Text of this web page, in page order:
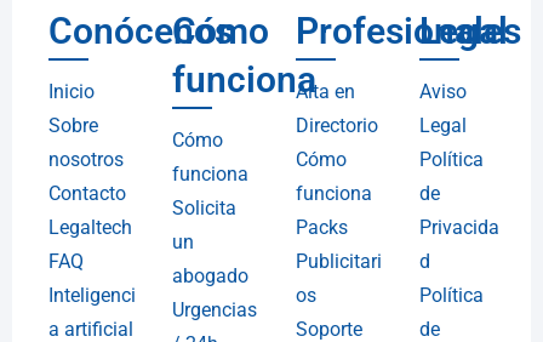
Conócenos
Inicio
Sobre
nosotros
Contacto
Legaltech
FAQ
Inteligenci
a artificial
Cómo
funciona
Cómo
funciona
Solicita
un
abogado
Urgencias
Profesionales
Alta en
Directorio
Cómo
funciona
Packs
Publicitari
os
Soporte
Legal
Aviso
Legal
Política
de
Privacida
d
Política
de